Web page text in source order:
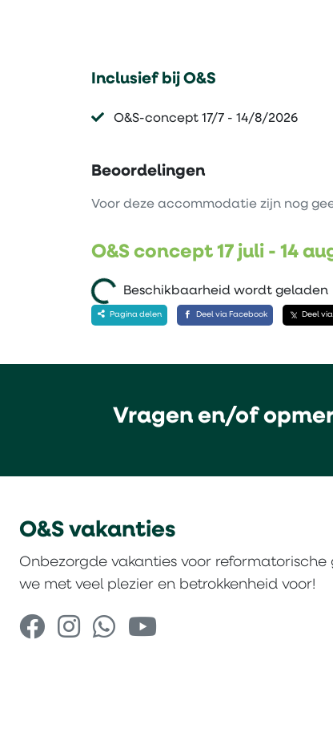
Inclusief bij O&S
O&S-concept 17/7 - 14/8/2026
Beoordelingen
Voor deze accommodatie zijn nog
O&S concept 17 juli - 14
Beschikbaarheid wordt geladen
Pagina delen Deel via Facebook Deel
Vragen en/of
O&S vakanties
Onbezorgde vakanties voor reformatorische
we met veel plezier en betrokkenheid voor!